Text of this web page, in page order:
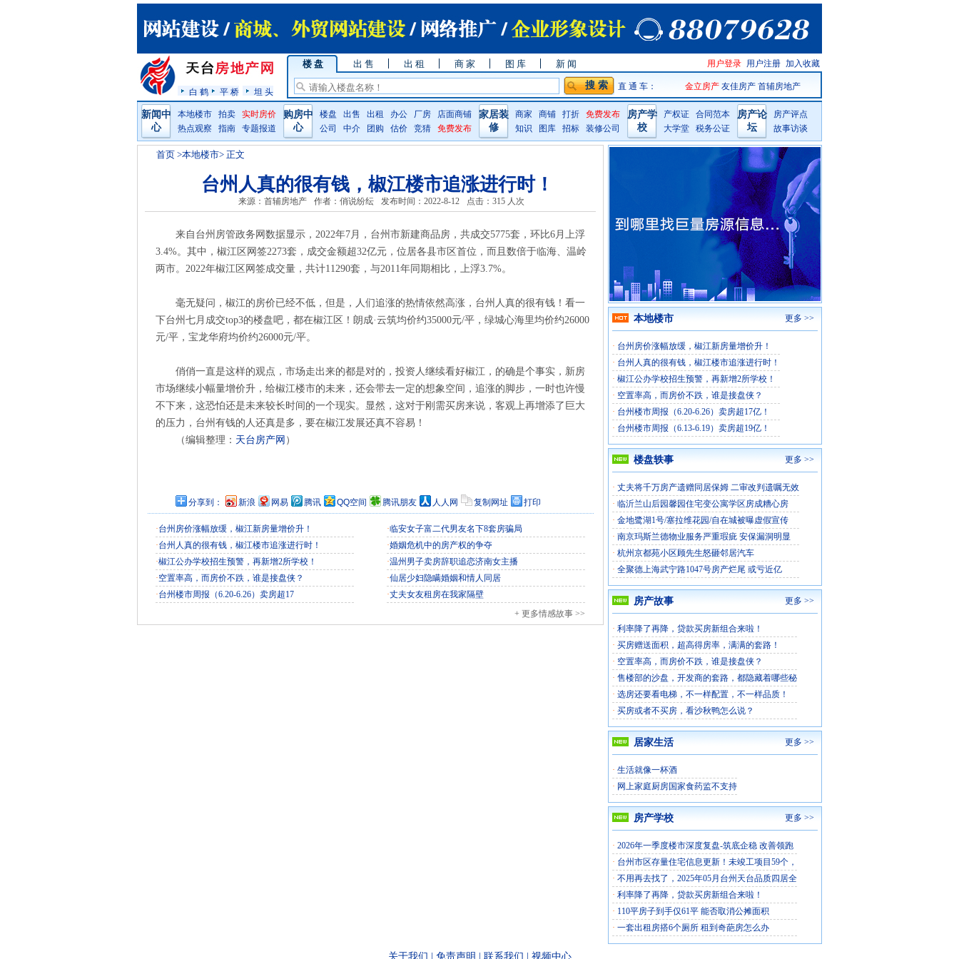
白 鹤 平 桥 坦 头
楼 盘 出 售 出 租 商 家 图 库 新 闻 加入收藏
用户注册
用户登录
网手机版
直 通 车： 金立房产 友佳房产 首辅房地产
新闻中
心
本地楼市 拍卖
实时房价
热点观察
指南 专题报道
购房中
心
楼盘 出售 出租 办公 厂房
店面商铺
公司
中介 团购 估价 竞猜 免费发布
家居装
修
商家 商铺 打折
免费发布
知识
图库 招标 装修公司
房产学
校
产权证
合同范本
大学堂
税务公证
房产论
坛
房产评点
故事访谈
首页 >本地楼市> 正文
台州人真的很有钱，椒江楼市追涨进行时！
来源：首辅房地产 作者：俏说纷纭 发布时间：2022-8-12 点击： 315 人次
来自台州房管政务网数据显示，2022年7月，台州市新建商品房，共成交5775套，环比6月上浮
3.4%。其中，椒江区网签2273套，成交金额超32亿元，位居各县市区首位，而且数倍于临海、温岭
两市。2022年椒江区网签成交量，共计11290套，与2011年同期相比，上浮3.7%。
毫无疑问，椒江的房价已经不低，但是，人们追涨的热情依然高涨，台州人真的很有钱！看一
下台州七月成交top3的楼盘吧，都在椒江区！朗成·云筑均价约35000元/平，绿城心海里均价约26000
元/平，宝龙华府均价约26000元/平。
俏俏一直是这样的观点，市场走出来的都是对的，投资人继续看好椒江，的确是个事实，新房
市场继续小幅量增价升，给椒江楼市的未来，还会带去一定的想象空间，追涨的脚步，一时也许慢
不下来，这恐怕还是未来较长时间的一个现实。显然，这对于刚需买房来说，客观上再增添了巨大
的压力，台州有钱的人还真是多，要在椒江发展还真不容易！
（编辑整理： 天台房产网 ）
分享到： 新浪 网易 腾讯 QQ空间 腾讯朋友 人人网 复制网址 打印
·台州房价涨幅放缓，椒江新房量增价升！
·台州人真的很有钱，椒江楼市追涨进行时！
·椒江公办学校招生预警，再新增2所学校！
·空置率高，而房价不跌，谁是接盘侠？
·台州楼市周报（6.20-6.26）卖房超17
·临安女子富二代男友名下8套房骗局
·婚姻危机中的房产权的争夺
·温州男子卖房辞职追恋济南女主播
·仙居少妇隐瞒婚姻和情人同居
·丈夫女友租房在我家隔壁
+ 更多情感故事 >>
本地楼市 更多 >>
· 台州房价涨幅放缓，椒江新房量增价升！
· 台州人真的很有钱，椒江楼市追涨进行时！
· 椒江公办学校招生预警，再新增2所学校！
· 空置率高，而房价不跌，谁是接盘侠？
· 台州楼市周报（6.20-6.26）卖房超17亿！
· 台州楼市周报（6.13-6.19）卖房超19亿！
楼盘轶事 更多 >>
· 丈夫将千万房产遗赠同居保姆 二审改判遗嘱无效
· 临沂兰山后园馨园住宅变公寓学区房成糟心房
· 金地鹭湖1号/塞拉维花园/自在城被曝虚假宣传
· 南京玛斯兰德物业服务严重瑕疵 安保漏洞明显
· 杭州京都苑小区顾先生怒砸邻居汽车
· 全聚德上海武宁路1047号房产烂尾 或亏近亿
房产故事 更多 >>
· 利率降了再降，贷款买房新组合来啦！
· 买房赠送面积，超高得房率，满满的套路！
· 空置率高，而房价不跌，谁是接盘侠？
· 售楼部的沙盘，开发商的套路，都隐藏着哪些秘
· 选房还要看电梯，不一样配置，不一样品质！
· 买房或者不买房，看沙秋鸭怎么说？
居家生活 更多 >>
· 生活就像一杯酒
· 网上家庭厨房国家食药监不支持
房产学校 更多 >>
· 2026年一季度楼市深度复盘-筑底企稳 改善领跑
· 台州市区存量住宅信息更新！未竣工项目59个，
· 不用再去找了，2025年05月台州天台品质四居全
· 利率降了再降，贷款买房新组合来啦！
· 110平房子到手仅61平 能否取消公摊面积
· 一套出租房搭6个厕所 租到奇葩房怎么办
关于我们 免责声明 联系我们 视频中心